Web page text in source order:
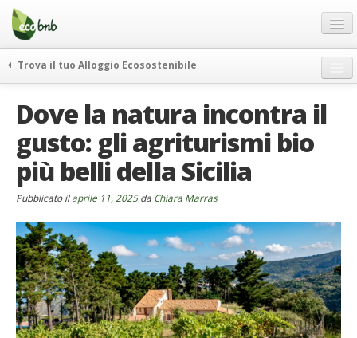
Menu
Salta
contenuto
Offerte Speciali
Regali
FAQ
Chi Siamo
Partner
Contatti
Italiano
German
English
Trova il tuo Alloggio Ecosostenibile
itinerari
curiosità
vivere e viaggiare verde
news ed eventi
rassegna stampa
Dove la natura incontra il
gusto: gli agriturismi bio
più belli della Sicilia
Pubblicato ilaprile 11, 2025da Chiara Marras